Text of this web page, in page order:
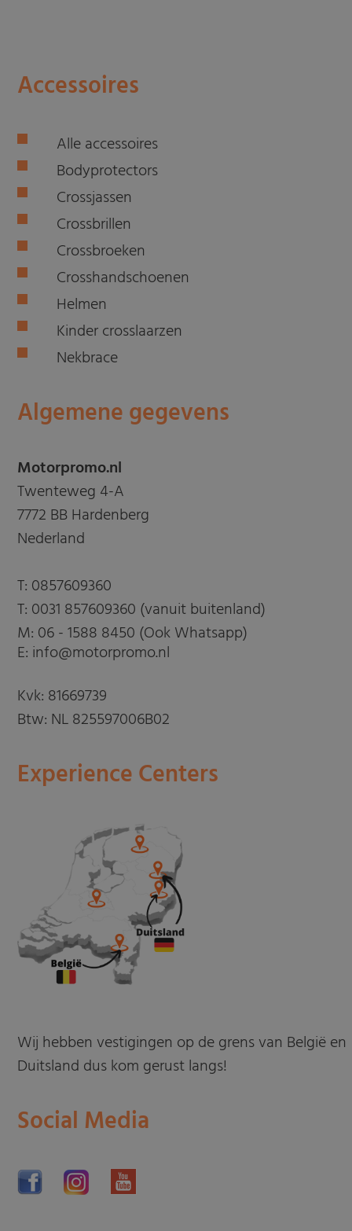
Accessoires
Alle accessoires
Bodyprotectors
Crossjassen
Crossbrillen
Crossbroeken
Crosshandschoenen
Helmen
Kinder crosslaarzen
Nekbrace
Algemene gegevens
Motorpromo.nl
Twenteweg 4-A
7772 BB Hardenberg
Nederland
T: 0857609360
T: 0031 857609360 (vanuit buitenland)
M: 06 - 1588 8450 (Ook Whatsapp)
E: info@motorpromo.nl
Kvk: 81669739
Btw: NL 825597006B02
Experience Centers
Wij hebben vestigingen op de grens van België en
Duitsland dus kom gerust langs!
Social Media